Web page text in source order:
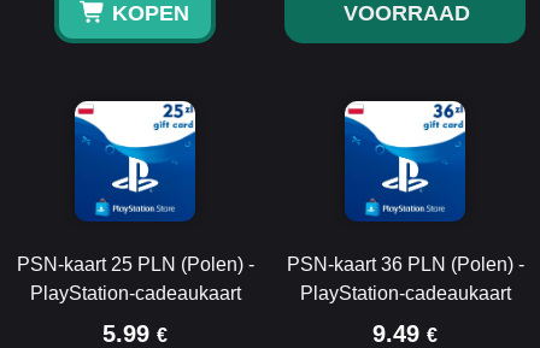
KOPEN
VOORRAAD
PSN-kaart 25 PLN (Polen) -
PlayStation-cadeaukaart
5.99 €
PSN-kaart 36 PLN (Polen) -
PlayStation-cadeaukaart
9.49 €